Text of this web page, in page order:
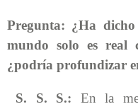
Pregunta: ¿Ha
mundo solo es real
¿podría profundizar
S. S. S.: En la